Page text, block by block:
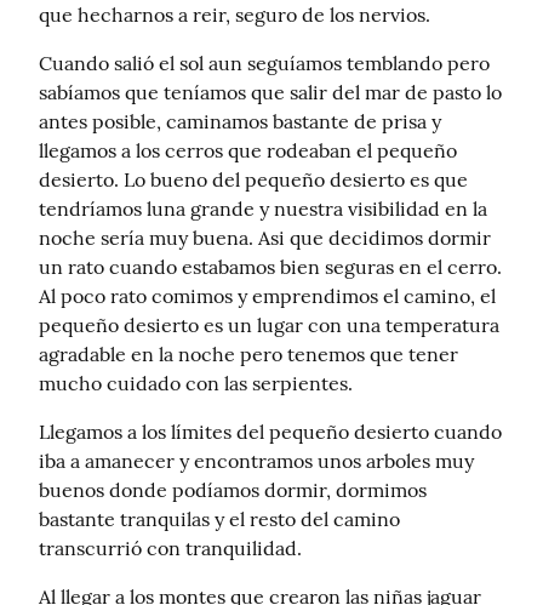
que hecharnos a reir, seguro de los nervios.
Cuando salió el sol aun seguíamos temblando pero
sabíamos que teníamos que salir del mar de pasto lo
antes posible, caminamos bastante de prisa y
llegamos a los cerros que rodeaban el pequeño
desierto. Lo bueno del pequeño desierto es que
tendríamos luna grande y nuestra visibilidad en la
noche sería muy buena. Asi que decidimos dormir
un rato cuando estabamos bien seguras en el cerro.
Al poco rato comimos y emprendimos el camino, el
pequeño desierto es un lugar con una temperatura
agradable en la noche pero tenemos que tener
mucho cuidado con las serpientes.
Llegamos a los límites del pequeño desierto cuando
iba a amanecer y encontramos unos arboles muy
buenos donde podíamos dormir, dormimos
bastante tranquilas y el resto del camino
transcurrió con tranquilidad.
Al llegar a los montes que crearon las niñas jaguar